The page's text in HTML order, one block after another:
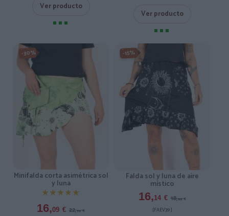
Ver producto
Ver producto
-30%
Minifalda corta asimétrica sol
y luna
★★★★★
★★★★★
16,09 € 22,99 €
-15%
Falda sol y luna de aire
místico
16,14 € 18,99 €
[FAEV39 ]